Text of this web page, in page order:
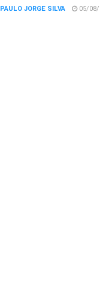
PAULO JORGE SILVA 05/08/